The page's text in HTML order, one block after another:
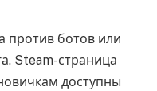
против ботов или
Steam-страница
доступны